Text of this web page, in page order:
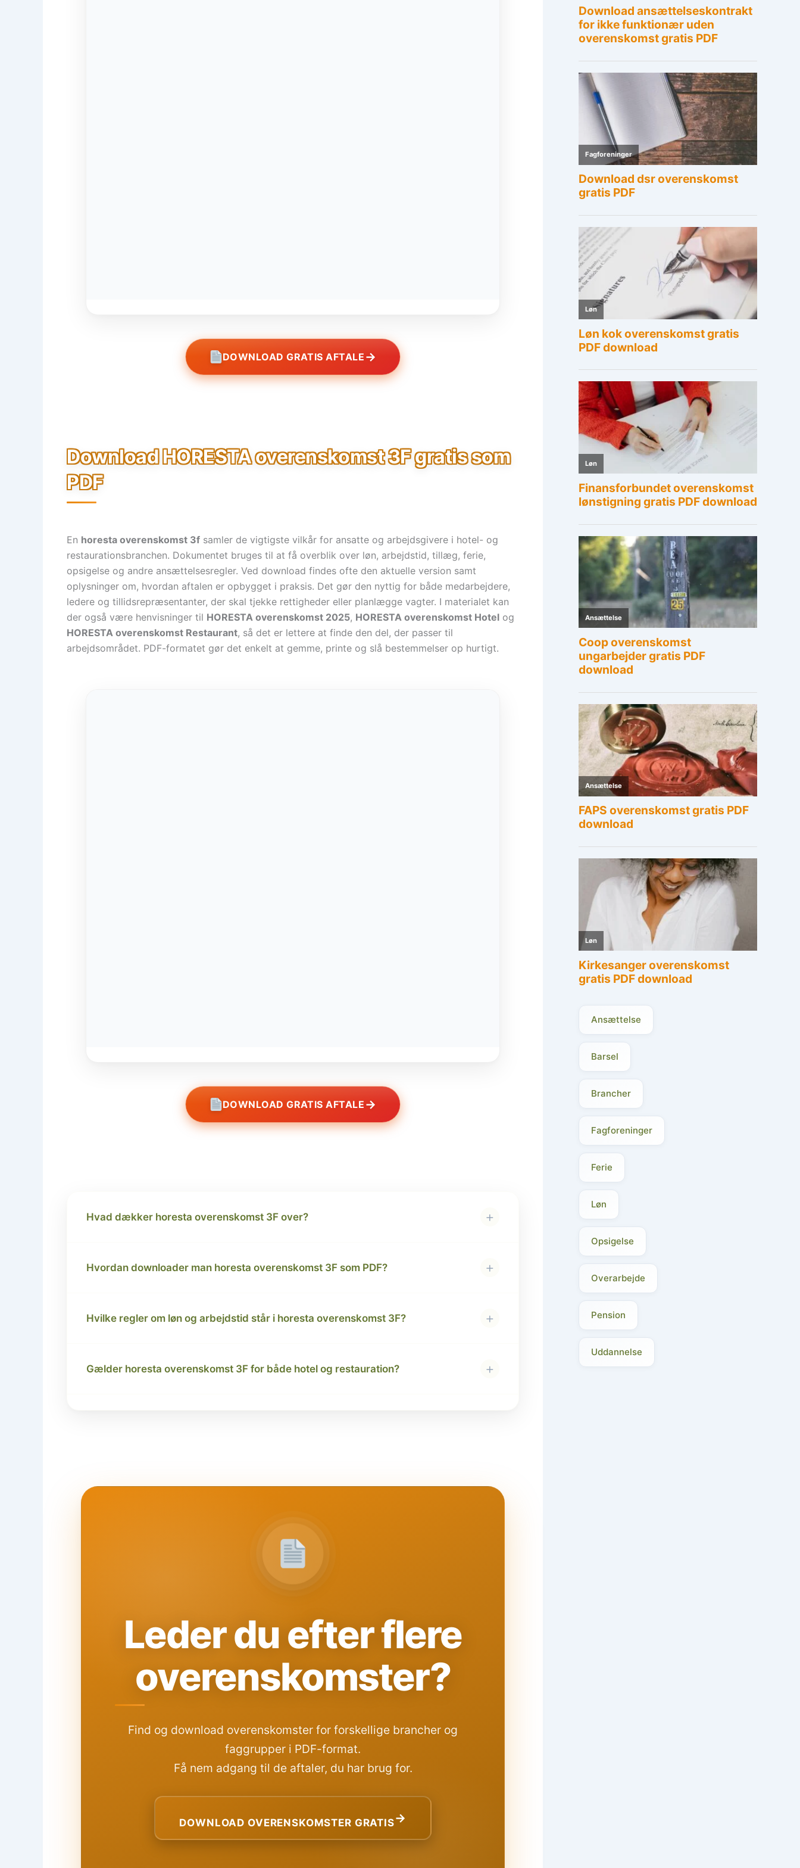
DOWNLOAD GRATIS AFTALE →
Download HORESTA overenskomst 3F gratis som
PDF
En horesta overenskomst 3f samler de vigtigste vilkår for ansatte og arbejdsgivere i hotel- og
restaurationsbranchen. Dokumentet bruges til at få overblik over løn, arbejdstid, tillæg, ferie,
opsigelse og andre ansættelsesregler. Ved download findes ofte den aktuelle version samt
oplysninger om, hvordan aftalen er opbygget i praksis. Det gør den nyttig for både medarbejdere,
ledere og tillidsrepræsentanter, der skal tjekke rettigheder eller planlægge vagter. I materialet kan
der også være henvisninger til HORESTA overenskomst 2025, HORESTA overenskomst Hotel og
HORESTA overenskomst Restaurant, så det er lettere at finde den del, der passer til
arbejdsområdet. PDF-formatet gør det enkelt at gemme, printe og slå bestemmelser op hurtigt.
DOWNLOAD GRATIS AFTALE →
Hvad dækker horesta overenskomst 3F over? +
Hvordan downloader man horesta overenskomst 3F som PDF? +
Hvilke regler om løn og arbejdstid står i horesta overenskomst 3F? +
Gælder horesta overenskomst 3F for både hotel og restauration? +
Leder du efter flere
overenskomster?
Find og download overenskomster for forskellige brancher og
faggrupper i PDF-format.
Få nem adgang til de aftaler, du har brug for.
DOWNLOAD OVERENSKOMSTER GRATIS→
Ansættelse
Barsel
Brancher
Fagforeninger
Ferie
Løn
Opsigelse
Overarbejde
Pension
Uddannelse